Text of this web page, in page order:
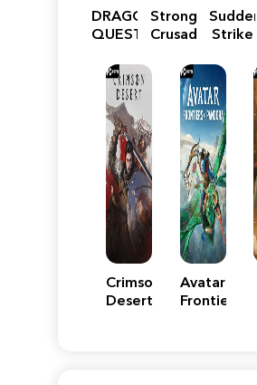
DRAGON
QUEST
Reimagined
Stronghold
Crusader:
Edition
Sudden
Strike
Crimson
Desert
Avatar:
Frontiers